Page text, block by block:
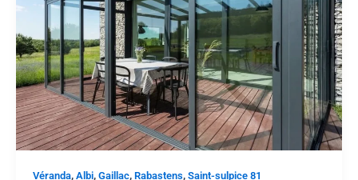
Véranda, Albi, Gaillac, Rabastens, Saint-sulpice 81